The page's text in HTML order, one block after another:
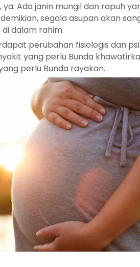
Ada janin mungil dan rapuh
segala asupan akan
dalam rahim.
perubahan fisiologis dan
yang perlu Bunda
perlu Bunda rayakan.